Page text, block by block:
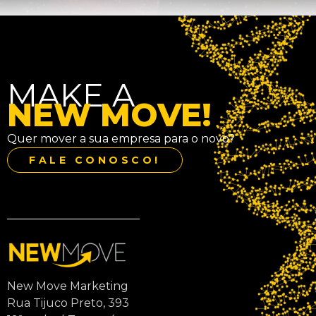
MAKE A
NEW MOVE!
Quer mover a sua empresa para o novo?
FALE CONOSCO!
New Move Marketing
Rua Tijuco Preto, 393